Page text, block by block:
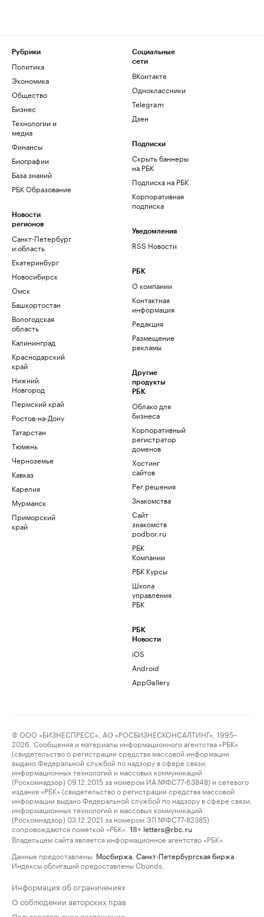
Рубрики
Политика
Экономика
Общество
Бизнес
Технологии и
медиа
Финансы
Биографии
База знаний
РБК Образование
Новости
регионов
Санкт-Петербург
и область
Екатеринбург
Новосибирск
Омск
Башкортостан
Вологодская
область
Калининград
Краснодарский
край
Нижний
Новгород
Пермский край
Ростов-на-Дону
Татарстан
Тюмень
Черноземье
Кавказ
Карелия
Мурманск
Приморский
край
Социальные
сети
ВКонтакте
Одноклассники
Telegram
Дзен
Подписки
Скрыть баннеры
на РБК
Подписка на РБК
Корпоративная
подписка
Уведомления
RSS Новости
РБК
О компании
Контактная
информация
Редакция
Размещение
рекламы
Другие
продукты
РБК
Облако для
бизнеса
Корпоративный
регистратор
доменов
Хостинг
сайтов
Рег.решения
Знакомства
Сайт
знакомств
podbor.ru
РБК
Компании
РБК Курсы
Школа
управления
РБК
РБК
Новости
iOS
Android
AppGallery
© ООО «БИЗНЕСПРЕСС», АО «РОСБИЗНЕСКОНСАЛТИНГ», 1995–
2026. Сообщения и материалы информационного агентства «РБК»
(свидетельство о регистрации средства массовой информации
выдано Федеральной службой по надзору в сфере связи,
информационных технологий и массовых коммуникаций
(Роскомнадзор) 09.12.2015 за номером ИА №ФС77-63848) и сетевого
издания «РБК» (свидетельство о регистрации средства массовой
информации выдано Федеральной службой по надзору в сфере связи,
информационных технологий и массовых коммуникаций
(Роскомнадзор) 03.12.2021 за номером ЭЛ №ФС77-82385)
сопровождаются пометкой «РБК».
18+ letters@rbc.ru
Владельцем сайта является информационное агентство «РБК».
Данные предоставлены: Мосбиржа Санкт-Петербургская биржа
Индексы облигаций предоставлены Cbonds.
Информация об ограничениях
О соблюдении авторских прав